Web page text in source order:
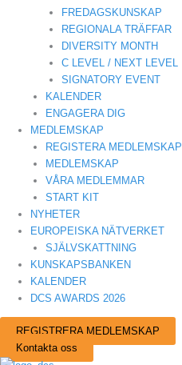
FREDAGSKUNSKAP
REGIONALA TRÄFFAR
DIVERSITY MONTH
C LEVEL / NEXT LEVEL
SIGNATORY EVENT
KALENDER
ENGAGERA DIG
MEDLEMSKAP
REGISTERA MEDLEMSKAP
MEDLEMSKAP
VÅRA MEDLEMMAR
START KIT
NYHETER
EUROPEISKA NÄTVERKET
SJÄLVSKATTNING
KUNSKAPSBANKEN
KALENDER
DCS AWARDS 2026
REGISTRERA MEDLEMSKAP
Kontakta oss